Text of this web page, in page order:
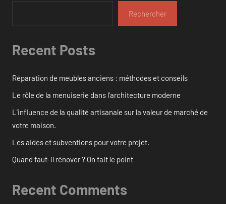
Rechercher
Recent Posts
Réparation de meubles anciens : méthodes et conseils
Le rôle de la menuiserie dans l’architecture moderne
L’influence de la qualité artisanale sur la valeur de marché de
votre maison.
Les aides et subventions pour votre projet.
Quand faut-il rénover ? On fait le point
Recent Comments